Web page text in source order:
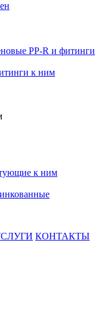
PP-R и фитинги
к ним
к ним
КОНТАКТЫ